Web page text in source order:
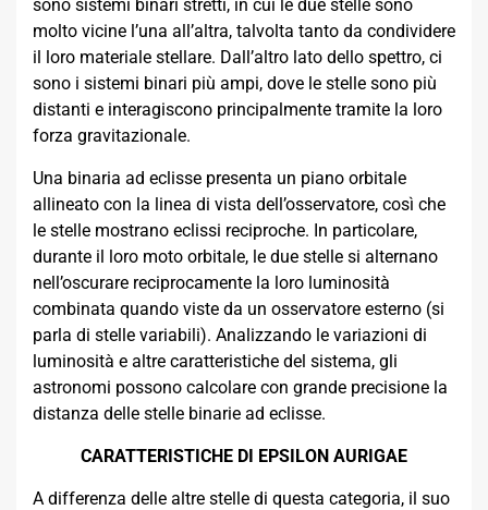
sono sistemi binari stretti, in cui le due stelle sono
molto vicine l’una all’altra, talvolta tanto da condividere
il loro materiale stellare. Dall’altro lato dello spettro, ci
sono i sistemi binari più ampi, dove le stelle sono più
distanti e interagiscono principalmente tramite la loro
forza gravitazionale.
Una binaria ad eclisse presenta un piano orbitale
allineato con la linea di vista dell’osservatore, così che
le stelle mostrano eclissi reciproche. In particolare,
durante il loro moto orbitale, le due stelle si alternano
nell’oscurare reciprocamente la loro luminosità
combinata quando viste da un osservatore esterno (si
parla di stelle variabili). Analizzando le variazioni di
luminosità e altre caratteristiche del sistema, gli
astronomi possono calcolare con grande precisione la
distanza delle stelle binarie ad eclisse.
CARATTERISTICHE DI EPSILON AURIGAE
A differenza delle altre stelle di questa categoria, il suo